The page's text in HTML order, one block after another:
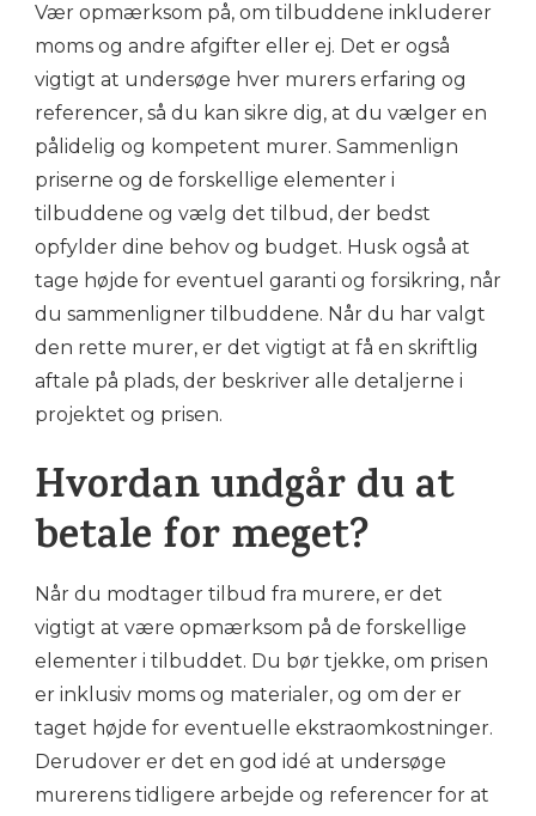
Vær opmærksom på, om tilbuddene inkluderer
moms og andre afgifter eller ej. Det er også
vigtigt at undersøge hver murers erfaring og
referencer, så du kan sikre dig, at du vælger en
pålidelig og kompetent murer. Sammenlign
priserne og de forskellige elementer i
tilbuddene og vælg det tilbud, der bedst
opfylder dine behov og budget. Husk også at
tage højde for eventuel garanti og forsikring, når
du sammenligner tilbuddene. Når du har valgt
den rette murer, er det vigtigt at få en skriftlig
aftale på plads, der beskriver alle detaljerne i
projektet og prisen.
Hvordan undgår du at
betale for meget?
Når du modtager tilbud fra murere, er det
vigtigt at være opmærksom på de forskellige
elementer i tilbuddet. Du bør tjekke, om prisen
er inklusiv moms og materialer, og om der er
taget højde for eventuelle ekstraomkostninger.
Derudover er det en god idé at undersøge
murerens tidligere arbejde og referencer for at